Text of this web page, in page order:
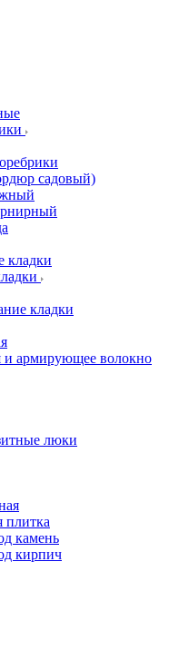
садовый)
кладки
и армирующее волокно
люки
плитка
камень
кирпич